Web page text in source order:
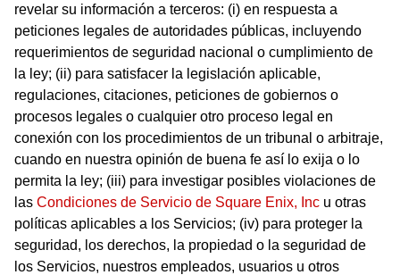
revelar su información a terceros: (i) en respuesta a
peticiones legales de autoridades públicas, incluyendo
requerimientos de seguridad nacional o cumplimiento de
la ley; (ii) para satisfacer la legislación aplicable,
regulaciones, citaciones, peticiones de gobiernos o
procesos legales o cualquier otro proceso legal en
conexión con los procedimientos de un tribunal o arbitraje,
cuando en nuestra opinión de buena fe así lo exija o lo
permita la ley; (iii) para investigar posibles violaciones de
las Condiciones de Servicio de Square Enix, Inc u otras
políticas aplicables a los Servicios; (iv) para proteger la
seguridad, los derechos, la propiedad o la seguridad de
los Servicios, nuestros empleados, usuarios u otros